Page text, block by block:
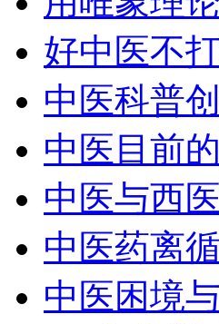
好中医不
中医科普
中医目前
中医与西
中医药离
中医困境